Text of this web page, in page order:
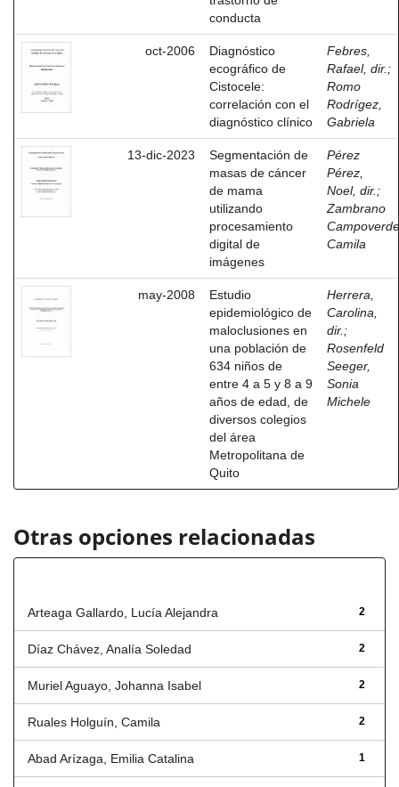
conducta
oct-2006
Diagnóstico
ecográfico de
Cistocele:
correlación con el
diagnóstico clínico
Febres,
Rafael, dir. ;
Romo
Rodrígez,
Gabriela
13-dic-2023
Segmentación de
masas de cáncer
de mama
utilizando
procesamiento
digital de
imágenes
Pérez
Pérez,
Noel, dir. ;
Zambrano
Camila
may-2008
Estudio
epidemiológico de
maloclusiones en
una población de
634 niños de
entre 4 a 5 y 8 a 9
años de edad, de
diversos colegios
del área
Metropolitana de
Quito
Herrera,
Carolina,
dir. ;
Rosenfeld
Seeger,
Sonia
Michele
Otras opciones relacionadas
2
Arteaga Gallardo, Lucía Alejandra
2
Díaz Chávez, Analía Soledad
2
Muriel Aguayo, Johanna Isabel
2
Ruales Holguín, Camila
1
Abad Arízaga, Emilia Catalina